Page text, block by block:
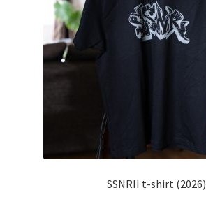
SSNRII t-shirt (2026)